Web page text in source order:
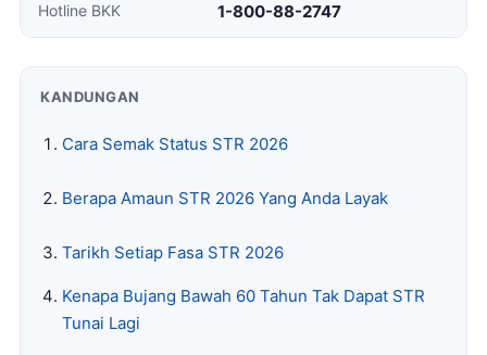
Hotline BKK 1-800-88-2747
KANDUNGAN
Cara Semak Status STR 2026
Berapa Amaun STR 2026 Yang Anda Layak
Tarikh Setiap Fasa STR 2026
Kenapa Bujang Bawah 60 Tahun Tak Dapat STR
Tunai Lagi